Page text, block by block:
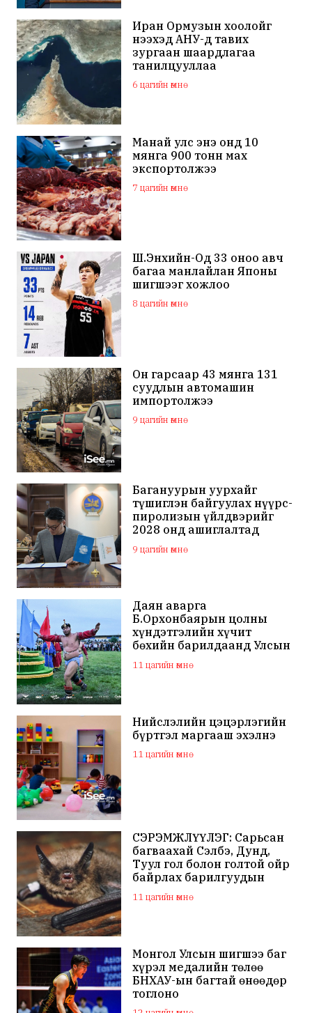
Иран Ормузын хоолойг
нээхэд АНУ-д тавих
зургаан шаардлагаа
танилцууллаа
6 цагийн өмнө
Манай улс энэ онд 10
мянга 900 тонн мах
экспортолжээ
7 цагийн өмнө
Ш.Энхийн-Од 33 оноо авч
багаа манлайлан Японы
шигшээг хожлоо
8 цагийн өмнө
Он гарсаар 43 мянга 131
суудлын автомашин
импортолжээ
9 цагийн өмнө
Багануурын уурхайг
түшиглэн байгуулах нүүрс-
пиролизын үйлдвэрийг
2028 онд ашиглалтад
оруулна
9 цагийн өмнө
Даян аварга
Б.Орхонбаярын цолны
хүндэтгэлийн хүчит
бөхийн барилдаанд Улсын
арслан Ц.Бямба-Отгон
түрүүллээ
11 цагийн өмнө
Нийслэлийн цэцэрлэгийн
бүртгэл маргааш эхэлнэ
11 цагийн өмнө
СЭРЭМЖЛҮҮЛЭГ: Сарьсан
багваахай Сэлбэ, Дунд,
Туул гол болон голтой ойр
байрлах барилгуудын
дээвэр зэрэг газарт ихээр
үүрлэж байна
11 цагийн өмнө
Монгол Улсын шигшээ баг
хүрэл медалийн төлөө
БНХАУ-ын багтай өнөөдөр
тоглоно